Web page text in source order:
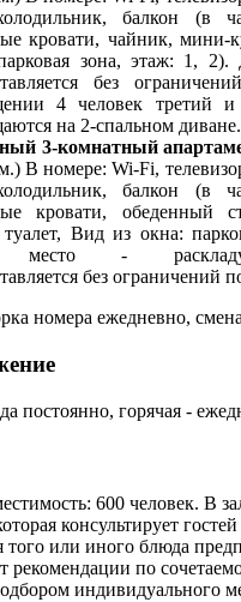
балкон (в
кровати, чайник, мини-
зона, этаж: 1,
без
4 человек третий и
на 2-спальном диване.
3-комнатный
В номере: Wi-Fi,
балкон (в
кровати, обеденный
туалет, Вид из окна:
- раскладушка/
без ограничений
номера ежедневно,
постоянно, горячая -
600 человек. В
консультирует
того или иного блюда
рекомендации по
индивидуального